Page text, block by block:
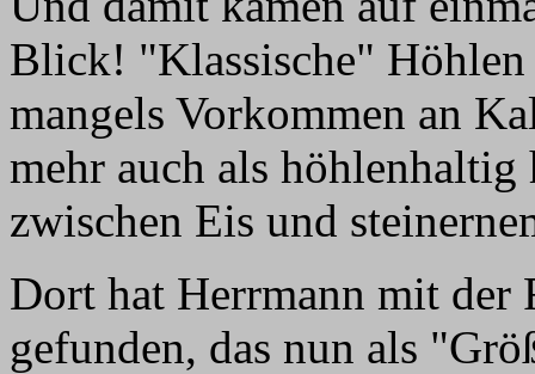
Blick! "Klassische"
mangels Vorkommen an
mehr auch als höhlenhaltig
zwischen Eis und
Dort hat Herrmann mit der
gefunden, das nun als